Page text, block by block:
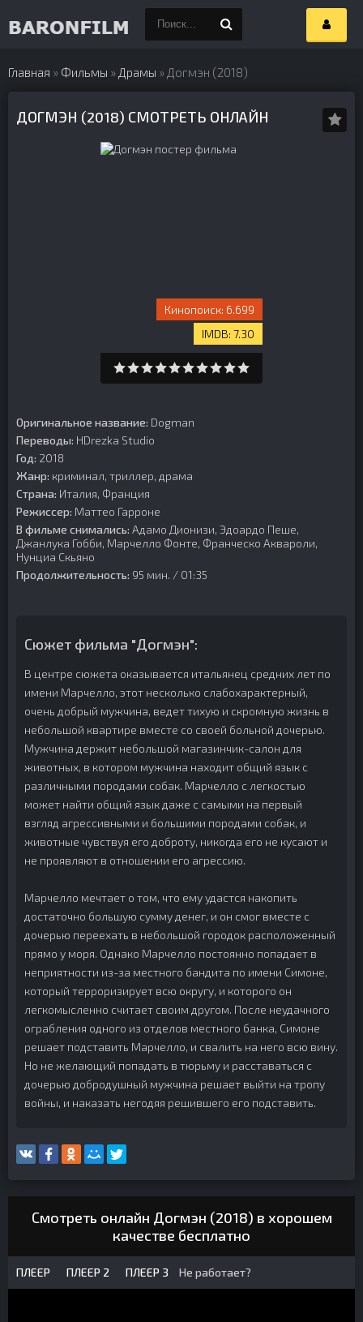
Главная » Фильмы » Драмы » Догмэн (2018)
ДОГМЭН (2018) СМОТРЕТЬ ОНЛАЙН
6.699
7.30
Оригинальное название: Dogman
Переводы: HDrezka Studio
Год: 2018
Жанр: криминал, триллер, драма
Страна: Италия, Франция
Режиссер: Маттео Гарроне
В фильме снимались: Адамо Дионизи, Эдоардо Пеше,
Джанлука Гобби, Марчелло Фонте, Франческо Аквароли,
Нунциа Скьяно
Продолжительность: 95 мин. / 01:35
Сюжет фильма "Догмэн":
В центре сюжета оказывается итальянец средних лет по
имени Марчелло, этот несколько слабохарактерный,
очень добрый мужчина, ведет тихую и скромную жизнь в
небольшой квартире вместе со своей больной дочерью.
Мужчина держит небольшой магазинчик-салон для
животных, в котором мужчина находит общий язык с
различными породами собак. Марчелло с легкостью
может найти общий язык даже с самыми на первый
взгляд агрессивными и большими породами собак, и
животные чувствуя его доброту, никогда его не кусают и
не проявляют в отношении его агрессию.
Марчелло мечтает о том, что ему удастся накопить
достаточно большую сумму денег, и он смог вместе с
дочерью переехать в небольшой городок расположенный
прямо у моря. Однако Марчелло постоянно попадает в
неприятности из-за местного бандита по имени Симоне,
который терроризирует всю округу, и которого он
легкомысленно считает своим другом. После неудачного
ограбления одного из отделов местного банка, Симоне
решает подставить Марчелло, и свалить на него всю вину.
Но не желающий попадать в тюрьму и расставаться с
дочерью добродушный мужчина решает выйти на тропу
войны, и наказать негодяя решившего его подставить.
Смотреть онлайн Догмэн (2018) в хорошем
качестве бесплатно
ПЛЕЕР ПЛЕЕР 2 ПЛЕЕР 3 Не работает?